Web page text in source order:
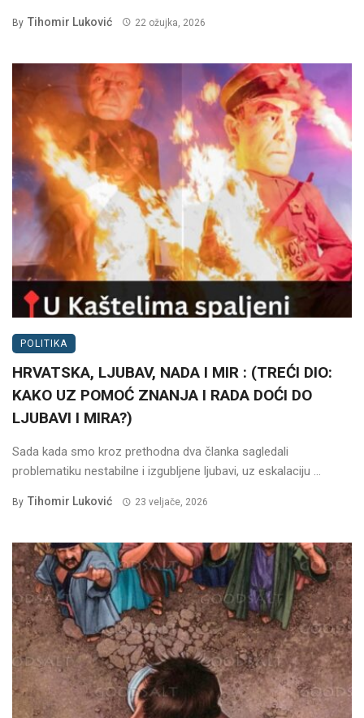
By Tihomir Luković 22 ožujka, 2026
POLITIKA
HRVATSKA, LJUBAV, NADA I MIR : (TREĆI DIO:
KAKO UZ POMOĆ ZNANJA I RADA DOĆI DO
LJUBAVI I MIRA?)
Sada kada smo kroz prethodna dva članka sagledali
problematiku nestabilne i izgubljene ljubavi, uz eskalaciju ...
By Tihomir Luković 23 veljače, 2026